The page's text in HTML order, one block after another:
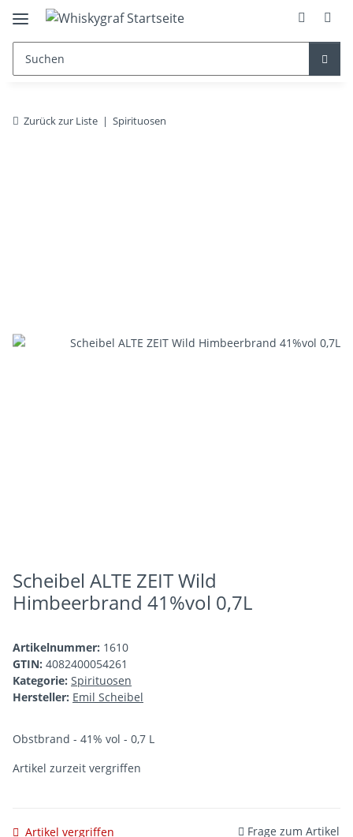
Zurück zur Liste Spirituosen
Scheibel ALTE ZEIT Wild
Himbeerbrand 41%vol 0,7L
Artikelnummer: 1610
GTIN: 4082400054261
Kategorie: Spirituosen
Hersteller: Emil Scheibel
Obstbrand - 41% vol - 0,7 L
Artikel zurzeit vergriffen
Artikel vergriffen Frage zum Artikel